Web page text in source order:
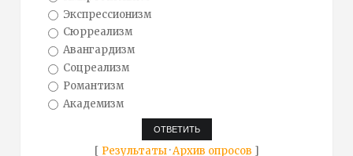
Экспрессионизм
Сюрреализм
Авангардизм
Соцреализм
Романтизм
Академизм
[ Результаты·Архив опросов ]